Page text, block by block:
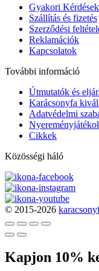
Gyakori Kérdések
Szállítás és fizetés
Szerződési
Reklamációk
Kapcsolatok
További információ
Útmutatók és
Karácsonyfa
Adatvédelmi
Cikkek
Közösségi háló
© 2015-2026
Kapjon 10%